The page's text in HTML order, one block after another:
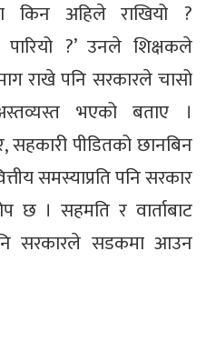
किन अहिले राखियो ?
पारियो ?’ उनले शिक्षकले
राखे पनि सरकारले चासो
भएको बताए ।
सहकारी पीडितको छानबिन
समस्याप्रति पनि सरकार
छ । सहमति र वार्ताबाट
सरकारले सडकमा आउन